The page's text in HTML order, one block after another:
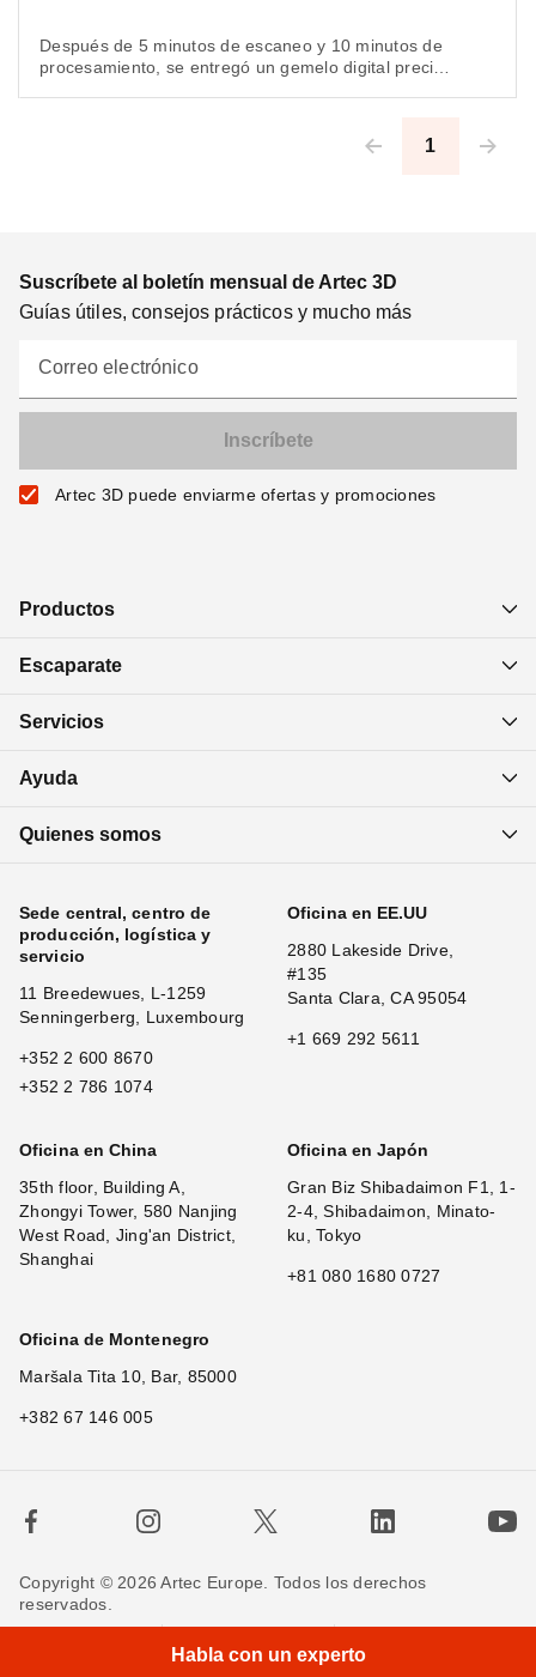
Después de 5 minutos de escaneo y 10 minutos de
procesamiento, se entregó un gemelo digital preciso
Pagination
1
Suscríbete al boletín mensual de Artec 3D
Guías útiles, consejos prácticos y mucho más
Correo electrónico
Artec 3D puede enviarme ofertas y promociones
Productos
Escaparate
Servicios
Ayuda
Quienes somos
Sede central, centro de
producción, logística y
servicio
11 Breedewues, L-1259
Senningerberg, Luxembourg
+352 2 600 8670
+352 2 786 1074
Oficina en EE.UU
2880 Lakeside Drive,
#135
Santa Clara, CA 95054
+1 669 292 5611
Oficina en China
35th floor, Building A,
Zhongyi Tower, 580 Nanjing
West Road, Jing'an District,
Shanghai
Oficina en Japón
Gran Biz Shibadaimon F1, 1-
2-4, Shibadaimon, Minato-
ku, Tokyo
+81 080 1680 0727
Oficina de Montenegro
Maršala Tita 10, Bar, 85000
+382 67 146 005
Copyright © 2026 Artec Europe. Todos los derechos
reservados.
Política de privacidad
Política de cookies
Habla con un experto